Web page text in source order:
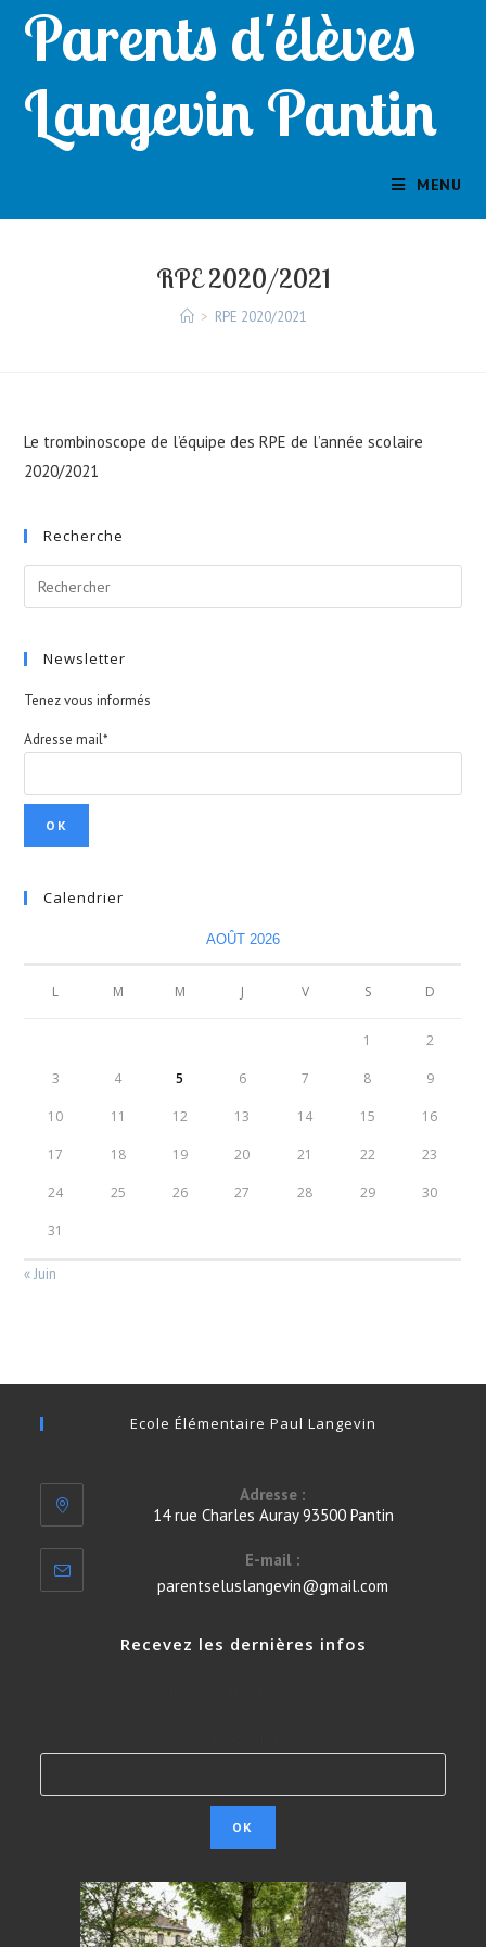
contentParents d'élèves
Langevin Pantin
MENU
RPE 2020/2021
> RPE 2020/2021
Le trombinoscope de l’équipe des RPE de l’année scolaire
2020/2021
Recherche
Search
for:
Newsletter
Tenez vous informés
Adresse mail*
Calendrier
AOÛT 2026
L M M J V S D
1 2
3 4 5 6 7 8 9
10 11 12 13 14 15 16
17 18 19 20 21 22 23
24 25 26 27 28 29 30
31
« Juin
Ecole Élémentaire Paul Langevin
Adresse :
14 rue Charles Auray 93500 Pantin
E-mail :
parentseluslangevin@gmail.com
Recevez les dernières infos